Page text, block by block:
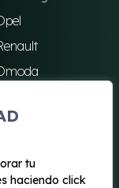
tu
haciendo click
las marcas